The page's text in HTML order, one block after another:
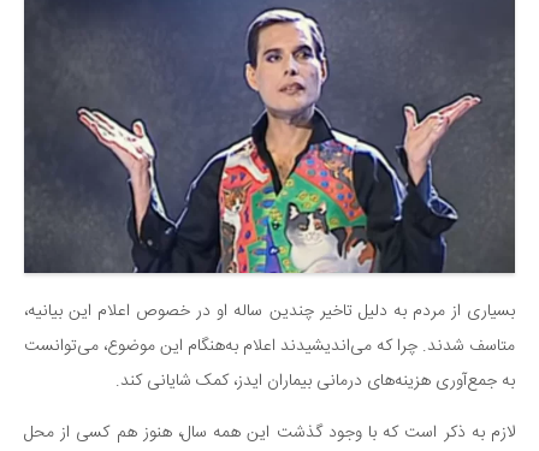
بسیاری از مردم به دلیل تاخیر چندین ساله او در خصوص اعلام این بیانیه،
متاسف شدند. چرا که می‌اندیشیدند اعلام به‌هنگام این موضوع، می‌توانست
به جمع‌آوری هزینه‌های درمانی بیماران ایدز، کمک شایانی کند.
لازم به ذکر است که با وجود گذشت این همه سال، هنوز هم کسی از محل